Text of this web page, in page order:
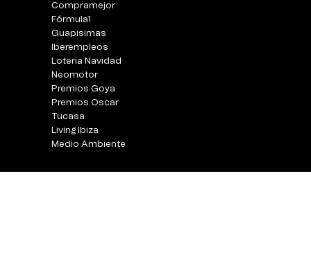
Compramejor
Fórmula1
Guapisimas
Iberempleos
Loteria Navidad
Neomotor
Premios Goya
Premios Oscar
Tucasa
Living Ibiza
Medio Ambiente